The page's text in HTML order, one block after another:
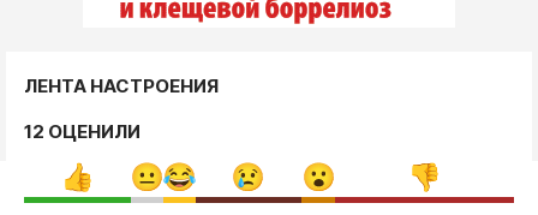
ЛЕНТА НАСТРОЕНИЯ
12 ОЦЕНИЛИ